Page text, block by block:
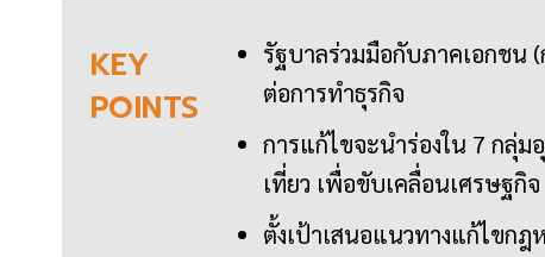
KEY
POINTS
รัฐบาลร่วมมือกับภาคเอกชน
ต่อการทำธุรกิจ
การแก้ไขจะนำร่องใน 7 กลุ่
เที่ยว เพื่อขับเคลื่อนเศรษฐกิจ
ตั้งเป้าเสนอแนวทางแก้ไขก